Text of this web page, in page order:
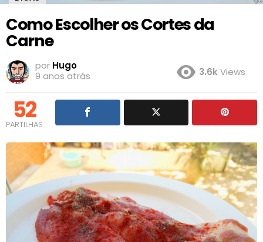
Como Escolher os Cortes da
Carne
por Hugo
9 anos atrás
3.6kViews
52
PARTILHAS